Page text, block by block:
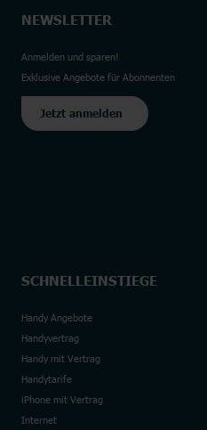
NEWSLETTER
Anmelden und sparen!
Exklusive Angebote für Abonnenten
Jetzt anmelden
SCHNELLEINSTIEGE
Handy Angebote
Handyvertrag
Handy mit Vertrag
Handytarife
iPhone mit Vertrag
Internet